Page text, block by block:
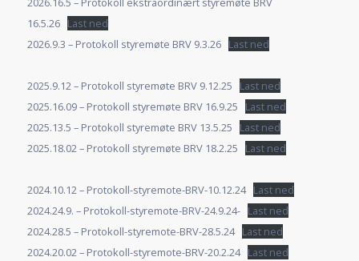
16.5.26 Last ned
2026.9.3 – Protokoll styremøte BRV 9.3.26 Last ned
2025.9.12 – Protokoll styremøte BRV 9.12.25
Last ned
2025.16.09 – Protokoll styremøte BRV 16.9.25
Last ned
2025.13.5 – Protokoll styremøte BRV 13.5.25
Last ned
2025.18.02 – Protokoll styremøte BRV 18.2.25
Last ned
2024.10.12 – Protokoll-styremote-BRV-10.12.24 Last ned
2024.24.9. – Protokoll-styremote-BRV-24.9.24- Last ned
2024.28.5 – Protokoll-styremote-BRV-28.5.24 Last ned
2024.20.02 – Protokoll-styremote-BRV-20.2.24 Last ned